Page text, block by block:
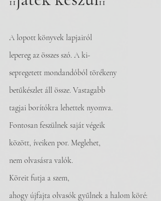
A lopott könyvek lapjairól
lepereg az összes szó. A ki-
sepregetett mondandóból törékeny
betűkészlet áll össze. Vastagabb
tagjai borítókra lehettek nyomva.
Fontosan feszülnek saját végeik
között, íveiken por. Meglehet,
nem olvasásra valók.
Köreit futja a szem,
ahogy újfajta olvasók gyűlnek a halom köré: